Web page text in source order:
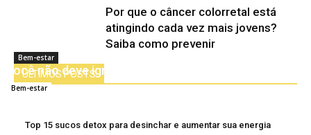
Bem-estar
Por que o câncer colorretal está
atingindo cada vez mais jovens?
Saiba como prevenir
ÚLTIMOS POSTS
Formigamento e dormência no corpo: sintomas que
você não deve ignorar
Bem-estar 31/07/2025
Top 15 sucos detox para desinchar e aumentar sua energia